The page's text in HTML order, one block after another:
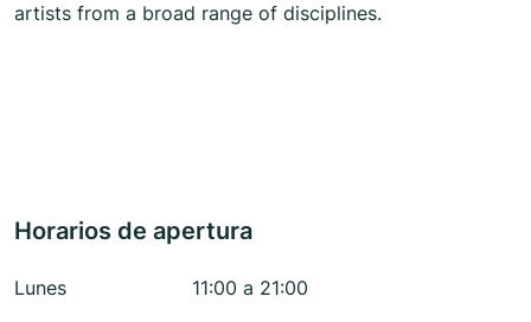
artists from a broad range of disciplines.
Horarios de apertura
Lunes
11:00 a 21:00